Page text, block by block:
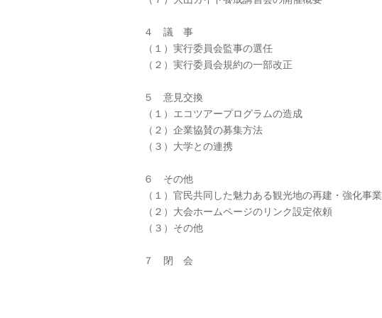
４ 議 事
（１）実行委員会監事の選任
（２）実行委員会規約の一部改正
５ 意見交換
（１）エコツアープログラムの造成
（２）企業協賛の募集方法
（３）大学との連携
６ その他
（１）官民共同した魅力ある観光地の再建・強化事業
（２）大会ホームページのリンク設定依頼
（３）その他
７ 閉 会